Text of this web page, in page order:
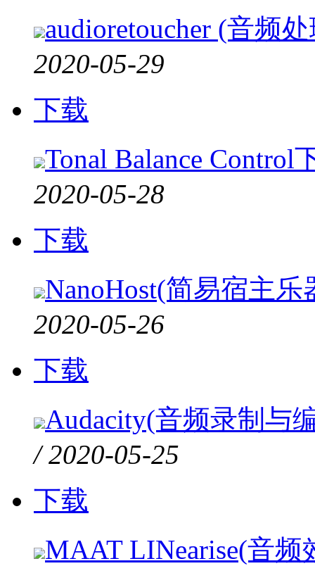
audioretoucher (音频
2020-05-29
下载
Tonal Balance Control
2020-05-28
下载
NanoHost(简易宿主
2020-05-26
下载
Audacity(音频录制与
/ 2020-05-25
下载
MAAT LINearise(音